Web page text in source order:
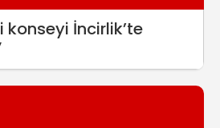
konseyi İncirlik’te